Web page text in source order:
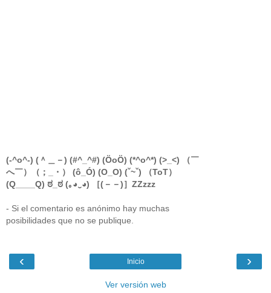
(-^o^-) (＾＿－) (#^_^#) (ÖoÖ) (*^o^*) (>_<) （￣
へ￣）（；_・） (ô_Ó) (O_O) (ˇ~ˇ) （ToT）
(Q____Q) ಠ_ಠ (｡◕‿◕) ［(－－)］ZZzzz
- Si el comentario es anónimo hay muchas
posibilidades que no se publique.
‹ ›
Inicio
Ver versión web